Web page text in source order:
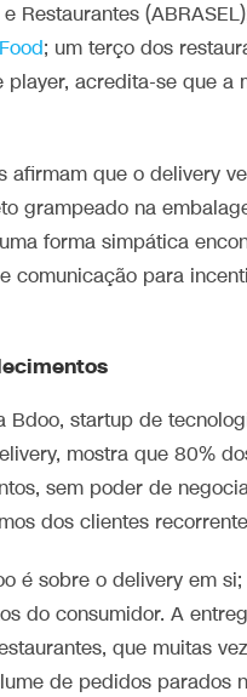
Restaurantes
; um terço dos
player, acredita-se que
afirmam que o delivery
grampeado na
forma simpática
comunicação para
Bdoo, startup de
mostra que 80%
sem poder de
dos clientes
é sobre o delivery em
do consumidor. A
que muitas
de pedidos parados